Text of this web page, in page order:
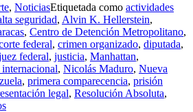
, NoticiasEtiquetada como actividades
seguridad, Alvin K. Hellerstein,
, Centro de Detención Metropolitano,
federal, crimen organizado, diputada,
federal, justicia, Manhattan,
, Nicolás Maduro, Nueva
, primera comparecencia, prisión
legal, Resolución Absoluta,